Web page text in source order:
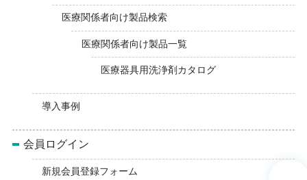
医療関係者向け製品検索
医療関係者向け製品一覧
医療器具用洗浄剤カタログ
導入事例
会員ログイン
新規会員登録フォーム